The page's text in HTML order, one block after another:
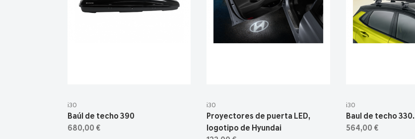
i30
Baúl de techo 390
680,00 €
i30
Proyectores de puerta LED,
logotipo de Hyundai
i30
Baul de techo 330.
564,00 €